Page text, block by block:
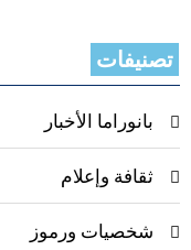
تصنيفات
بانوراما الأخبار
ثقافة وإعلام
شخصيات ورموز